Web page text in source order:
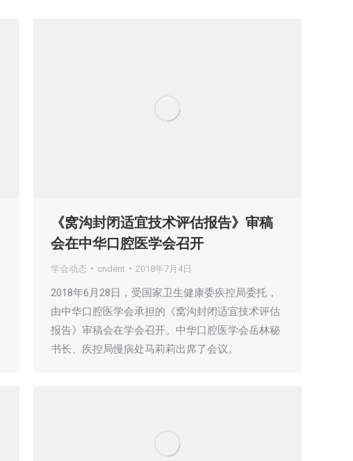
《窝沟封闭适宜技术评估报告》审稿
会在中华口腔医学会召开
学会动态 cndent 2018年7月4日
2018年6月28日，受国家卫生健康委疾控局委托，
由中华口腔医学会承担的《窝沟封闭适宜技术评估
报告》审稿会在学会召开。中华口腔医学会岳林秘
书长、疾控局慢病处马莉莉出席了会议。